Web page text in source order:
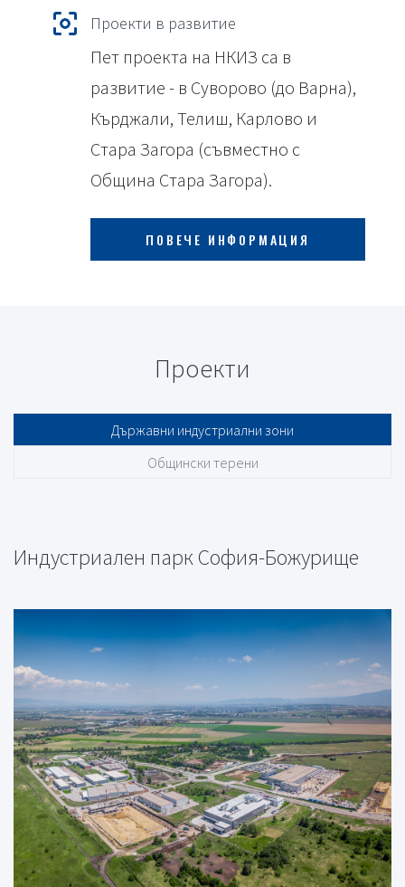
Проекти в развитие
Пет проекта на НКИЗ са в
развитие - в Суворово (до Варна),
Кърджали, Телиш, Карлово и
Стара Загора (съвместно с
Община Стара Загора).
ПОВЕЧЕ ИНФОРМАЦИЯ
Проекти
Държавни индустриални зони
Общински терени
Индустриален парк София-Божурище